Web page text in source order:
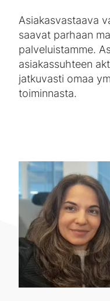
Asiakasvastaava
saavat parhaan
palveluistamme.
asiakassuhteen
jatkuvasti omaa
toiminnasta.